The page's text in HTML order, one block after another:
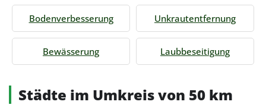
Bodenverbesserung Unkrautentfernung
Bewässerung Laubbeseitigung
Städte im Umkreis von 50 km